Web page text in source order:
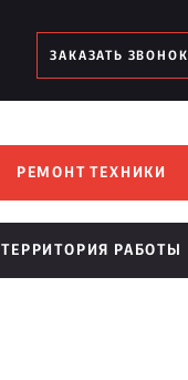
ЗАКАЗАТЬ ЗВОНОК
РЕМОНТ ТЕХНИКИ
ТЕРРИТОРИЯ РАБОТЫ